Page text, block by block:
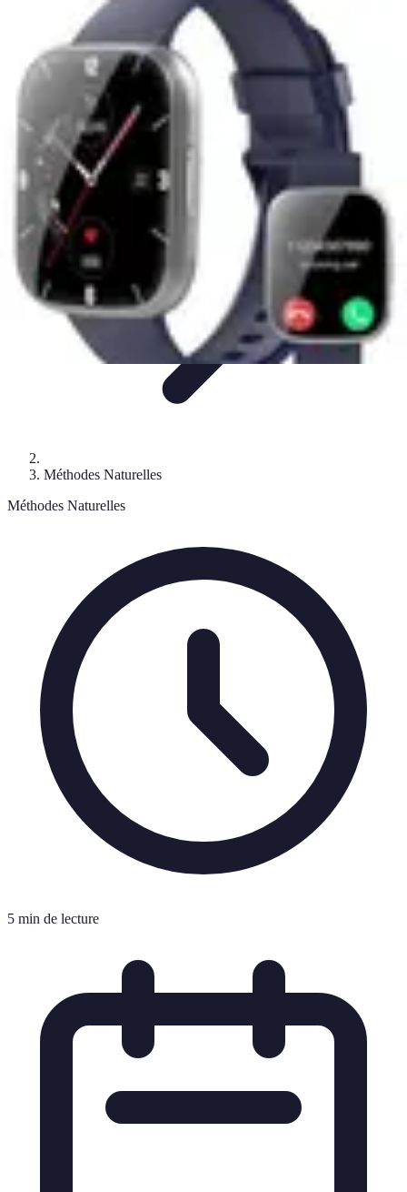
Solutions Insomnie
Méthodes Naturelles
Pratiques de Méditation
Méditation et
RelaxationPlantes Médicinales Comprendre l'Insomnie
Solutions Insomnie
Méthodes Naturelles
Méthodes Naturelles
5 min de lecture